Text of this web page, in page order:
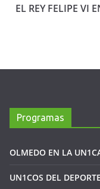
EL REY FELIPE VI
Programas
OLMEDO EN LA
UN1COS DEL DEPORTE